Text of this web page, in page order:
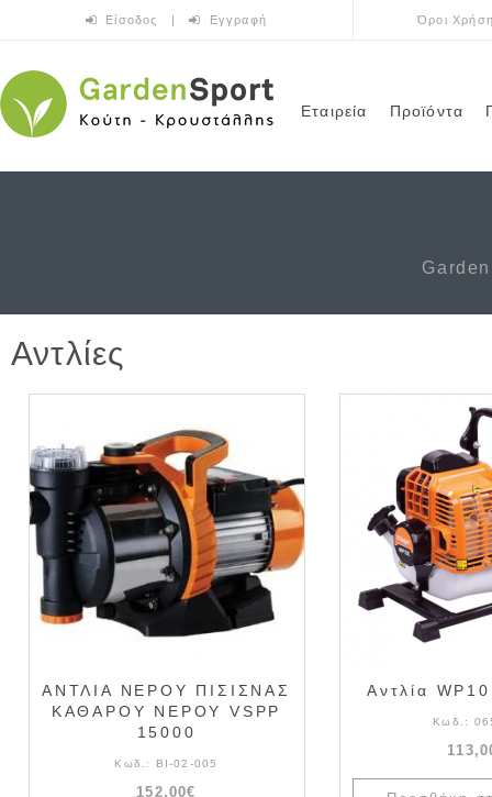
Είσοδος | Εγγραφή Όροι
Εταιρεία Προϊόντα
Αντλίες
ΑΝΤΛΙΑ ΝΕΡΟΥ ΠΙΣΙΣΝΑΣ
ΚΑΘΑΡΟΥ ΝΕΡΟΥ VSPP
15000
Κωδ.: ΒΙ-02-005
152,00€
Αντλία
Κωδ.: